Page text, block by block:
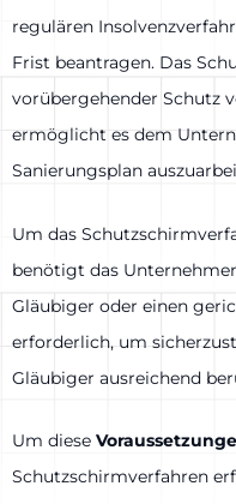
regulären
Frist beantragen. Das
vorübergehender Schutz
ermöglicht es dem
Sanierungsplan
Um das
benötigt das
Gläubiger oder einen
erforderlich, um
Gläubiger ausreichend
Um diese
Schutzschirmverfahren